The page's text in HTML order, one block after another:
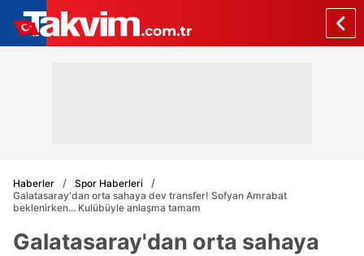
Haberler
Spor Haberleri
Galatasaray'dan orta sahaya dev transfer! Sofyan Amrabat
beklenirken... Kulübüyle anlaşma tamam
Galatasaray'dan orta sahaya